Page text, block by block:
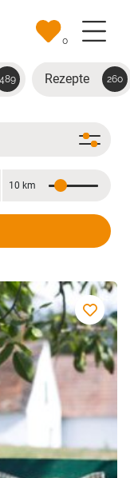
0
489 Rezepte 260
Entfernung
10 km